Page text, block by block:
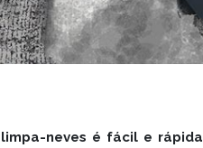
limpa-neves é fácil e rápida